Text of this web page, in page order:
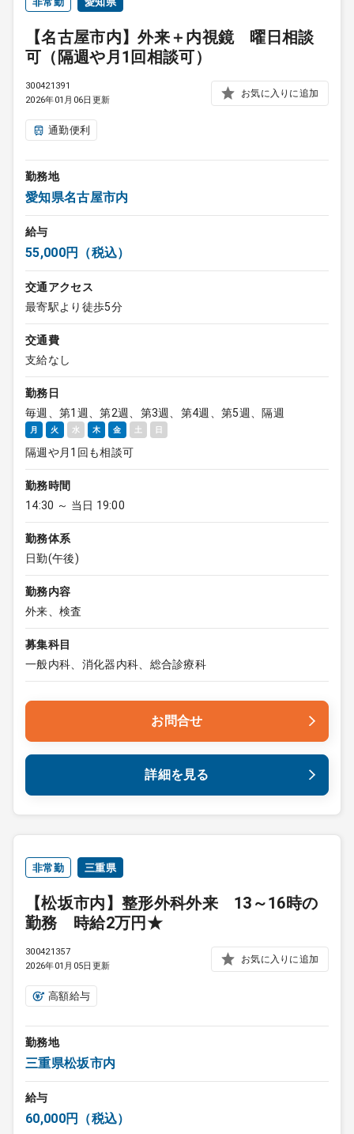
【名古屋市内】外来＋内視鏡 曜日相談
可（隔週や月1回相談可）
300421391
2026年01月06日更新
お気に入りに追加
通勤便利
勤務地
愛知県名古屋市内
給与
55,000円（税込）
交通アクセス
最寄駅より徒歩5分
交通費
支給なし
勤務日
毎週、第1週、第2週、第3週、第4週、第5週、隔週
月 火 水 木 金 土 日
隔週や月1回も相談可
勤務時間
14:30 ～ 当日 19:00
勤務体系
日勤(午後)
勤務内容
外来、検査
募集科目
一般内科、消化器内科、総合診療科
お問合せ
詳細を見る
非常勤 三重県
【松坂市内】整形外科外来 13～16時の
勤務 時給2万円★
300421357
2026年01月05日更新
お気に入りに追加
高額給与
勤務地
三重県松坂市内
給与
60,000円（税込）